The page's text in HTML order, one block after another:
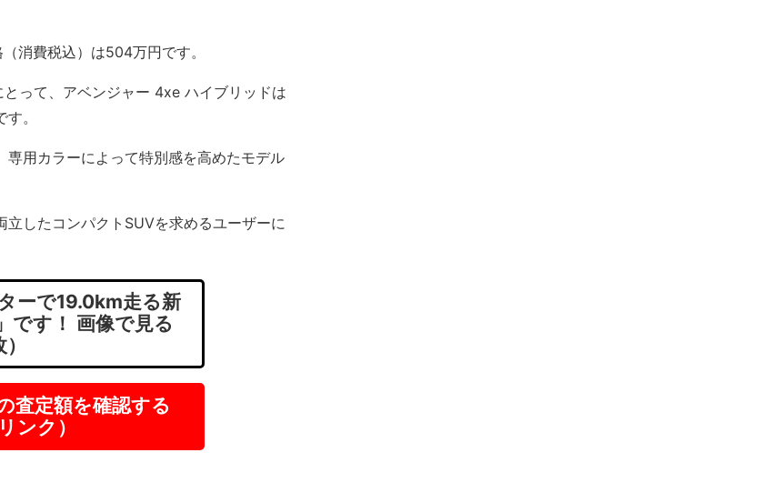
消費税込）は504万円です。
って、アベンジャー 4xe ハイブリッドは
。
用カラーによって特別感を高めたモデル
したコンパクトSUVを求めるユーザーに
ーで19.0km走る新
です！ 画像で見る
査定額を確認する
ンク）